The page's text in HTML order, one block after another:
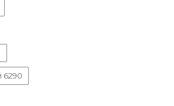
6290